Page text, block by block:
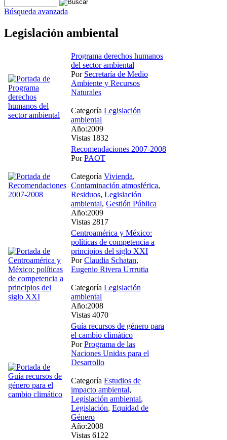
Búsqueda avanzada
Legislación ambiental
Programa derechos humanos
del sector ambiental
Por Secretaría de Medio
Ambiente y Recursos
Naturales
Categoría Legislación
ambiental
Año:2009
Vistas 1832
Recomendaciones 2007-2008
PorPAOT
Categoría Vivienda,
Contaminación atmosférica,
Residuos, Legislación
ambiental, Gestión Pública
Año:2009
Vistas 2817
Centroamérica y México:
políticas de competencia a
principios del siglo XXI
PorClaudia Schatan,
Eugenio Rivera Urrrutia
Categoría Legislación
ambiental
Año:2008
Vistas 4070
Guía recursos de género para
el cambio climático
PorPrograma de las
Naciones Unidas para el
Desarrollo
Categoría Estudios de
impacto ambiental,
Legislación ambiental,
Legislación, Equidad de
Género
Año:2008
Vistas 6122